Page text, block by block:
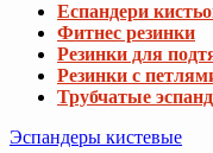
Еспандери
Фитнес резинки
Резинки для
Резинки с
Трубчатые
Эспандеры кистевые